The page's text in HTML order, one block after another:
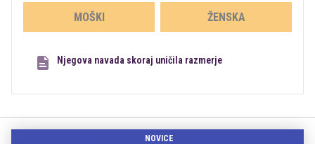
MOŠKI ŽENSKA
Njegova navada skoraj uničila razmerje
NOVICE